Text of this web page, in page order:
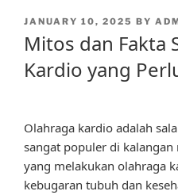
POSTED
JANUARY 10, 2025 BY
Mitos dan Fakta
Kardio yang
Olahraga kardio adalah
sangat populer di kalangan
yang melakukan olahraga
kebugaran tubuh dan